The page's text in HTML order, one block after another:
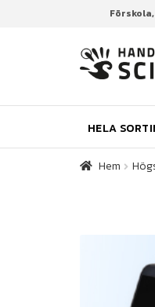
HELA
Hem
Hem